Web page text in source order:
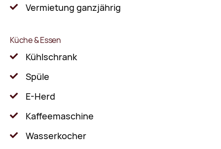
Vermietung ganzjährig
Küche & Essen
Kühlschrank
Spüle
E-Herd
Kaffeemaschine
Wasserkocher